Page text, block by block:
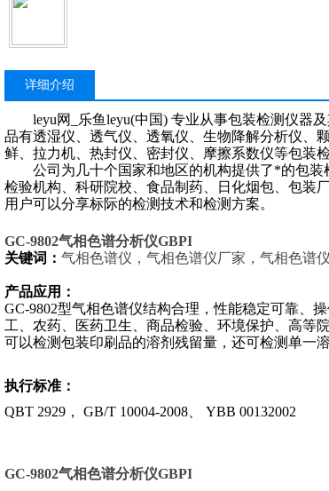
详细介绍
leyu网_乐鱼leyu(中国) 专业从事包装检测仪器
品有透湿仪、透气仪、透氧仪、 生物降解分析仪、
鲜、拉力机、热封仪、密封仪、
摩擦系数仪等包装
公司为几十个国家和地区的机构提供了*的包装
检验机构、科研院校、食品制药、日化烟包、包装
用户可以分享标际的检测技术和检测方案。
GC-9802气相色谱分析仪GBPI
关键词： 气相色谱仪 ， 气相色谱仪厂家 ， 气相色谱
产品应用：
GC-9802型气相色谱仪结构合理，性能稳定可靠、
工、农药、医药卫生、商品检验、环境保护、高等
可以检测包装印刷品的溶剂残留量，还可检测单一
执行标准：
QBT 2929， GB/T 10004-2008、 YBB 00132002
GC-9802气相色谱分析仪GBPI